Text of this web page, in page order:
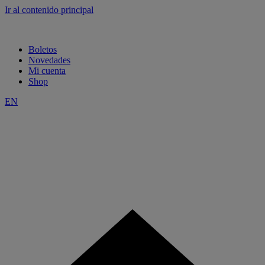
Ir al contenido principal
Boletos
Novedades
Mi cuenta
Shop
EN